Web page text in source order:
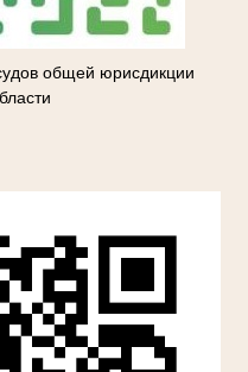
общей юрисдикции